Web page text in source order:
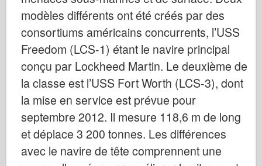
Moules fins
Forces de bravoure
FriulModel FriulModel
Hasegawa
Heller
HobbyBoss
Modèles IBG
Icm
Italeri
modèles différents ont été créés par des
consortiums américains concurrents, l’USS
Freedom (LCS-1) étant le navire principal
conçu par Lockheed Martin. Le deuxième de
la classe est l’USS Fort Worth (LCS-3), dont
la mise en service est prévue pour
septembre 2012. Il mesure 118,6 m de long
et déplace 3 200 tonnes. Les différences
avec le navire de tête comprennent une